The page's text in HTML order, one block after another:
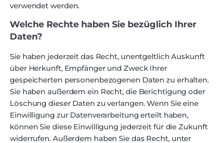
verwendet werden.
Welche Rechte haben Sie bezüglich Ihrer
Daten?
Sie haben jederzeit das Recht, unentgeltlich Auskunft
über Herkunft, Empfänger und Zweck Ihrer
gespeicherten personenbezogenen Daten zu erhalten.
Sie haben außerdem ein Recht, die Berichtigung oder
Löschung dieser Daten zu verlangen. Wenn Sie eine
Einwilligung zur Datenverarbeitung erteilt haben,
können Sie diese Einwilligung jederzeit für die Zukunft
widerrufen. Außerdem haben Sie das Recht, unter